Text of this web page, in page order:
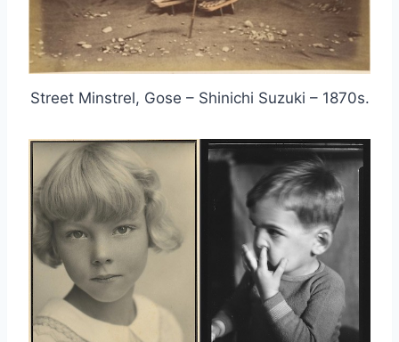
Street Minstrel, Gose – Shinichi Suzuki – 1870s.
取消 搜索